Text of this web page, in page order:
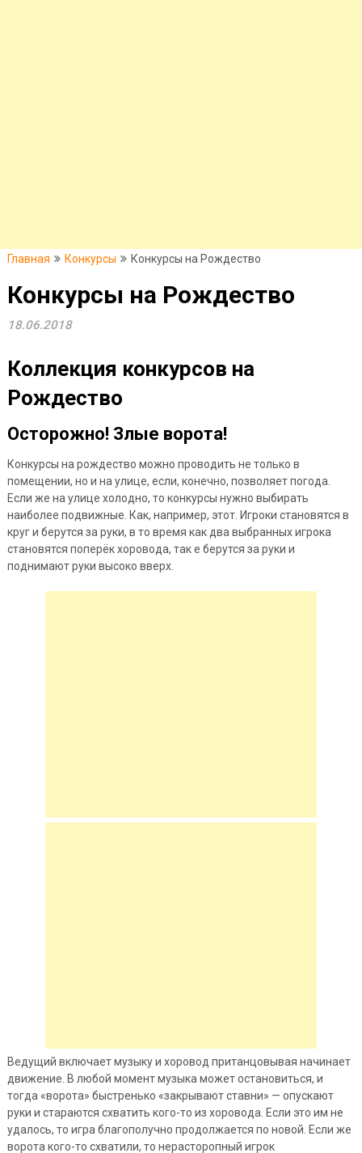
Главная Конкурсы Конкурсы на Рождество
Конкурсы на Рождество
18.06.2018
Коллекция конкурсов на
Рождество
Осторожно! Злые ворота!
Конкурсы на рождество можно проводить не только в
помещении, но и на улице, если, конечно, позволяет погода.
Если же на улице холодно, то конкурсы нужно выбирать
наиболее подвижные. Как, например, этот. Игроки становятся в
круг и берутся за руки, в то время как два выбранных игрока
становятся поперёк хоровода, так е берутся за руки и
поднимают руки высоко вверх.
Ведущий включает музыку и хоровод пританцовывая начинает
движение. В любой момент музыка может остановиться, и
тогда «ворота» быстренько «закрывают ставни» — опускают
руки и стараются схватить кого-то из хоровода. Если это им не
удалось, то игра благополучно продолжается по новой. Если же
ворота кого-то схватили, то нерасторопный игрок